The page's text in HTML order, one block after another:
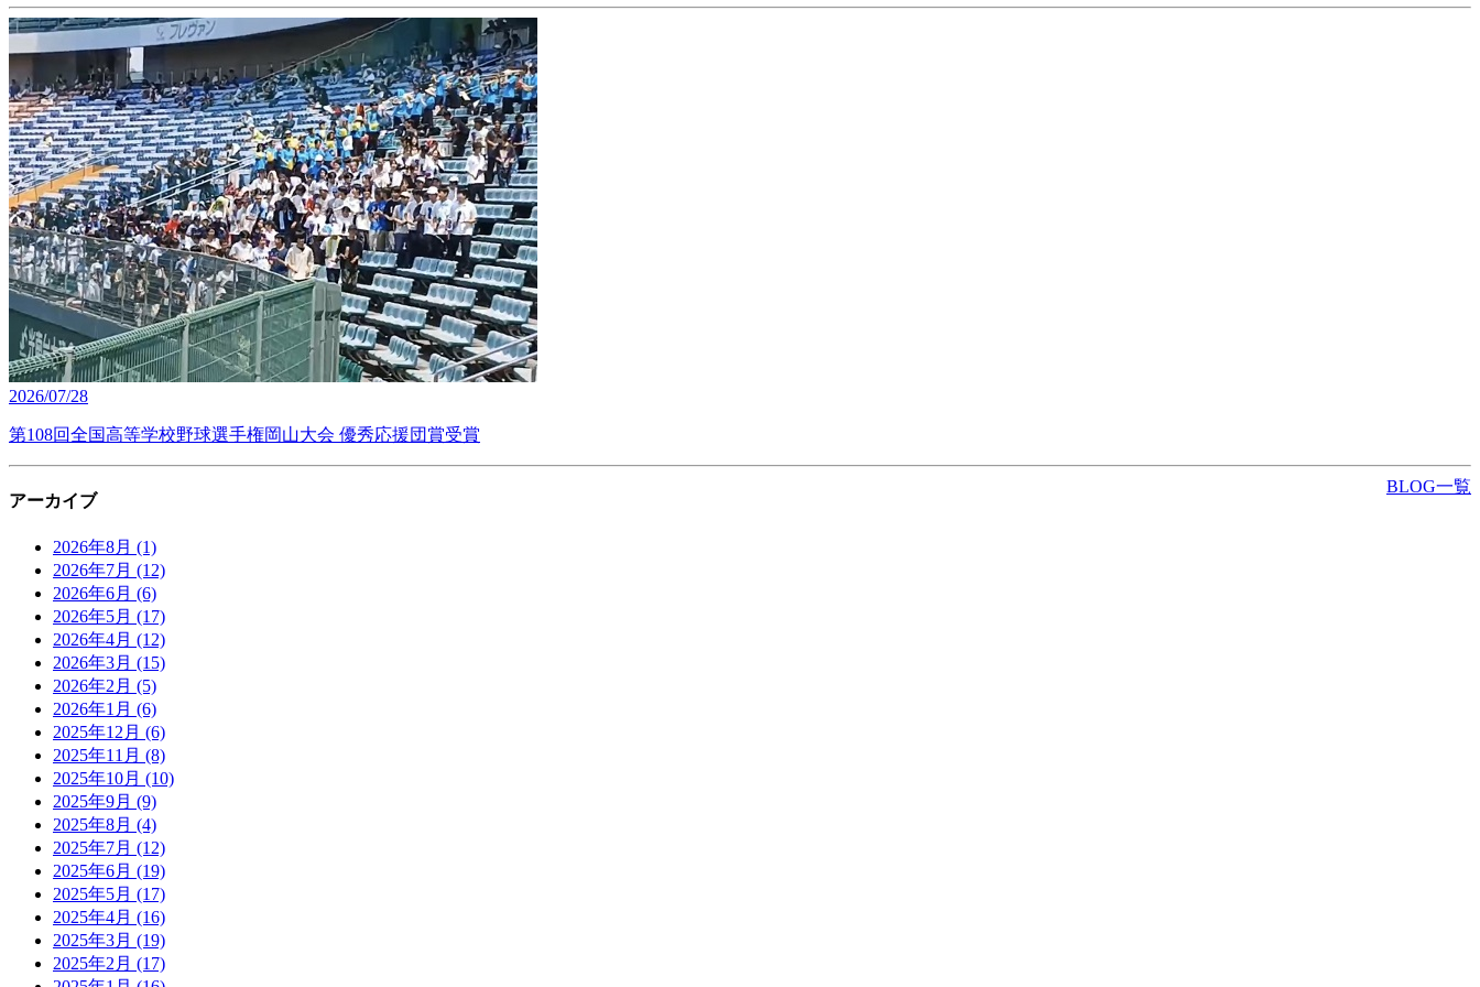
2026/07/28
第108回全国高等学校野球選手権岡山大会 優秀応援団賞受賞
BLOG一覧
アーカイブ
2026年8月 (1)
2026年7月 (12)
2026年6月 (6)
2026年5月 (17)
2026年4月 (12)
2026年3月 (15)
2026年2月 (5)
2026年1月 (6)
2025年12月 (6)
2025年11月 (8)
2025年10月 (10)
2025年9月 (9)
2025年8月 (4)
2025年7月 (12)
2025年6月 (19)
2025年5月 (17)
2025年4月 (16)
2025年3月 (19)
2025年2月 (17)